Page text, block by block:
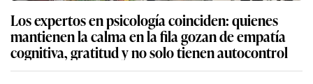
Los expertos en psicología coinciden: quienes
mantienen la calma en la fila gozan de empatía
cognitiva, gratitud y no solo tienen autocontrol